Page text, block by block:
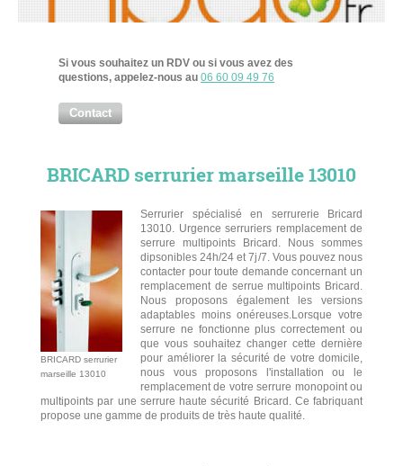
Si vous souhaitez un RDV ou si vous avez des
questions, appelez-nous au 06 60 09 49 76
Contact
BRICARD serrurier marseille 13010
BRICARD serrurier
marseille 13010
Serrurier spécialisé en serrurerie Bricard
13010. Urgence serruriers remplacement de
serrure multipoints Bricard. Nous sommes
dipsonibles 24h/24 et 7j/7. Vous pouvez nous
contacter pour toute demande concernant un
remplacement de serrue multipoints Bricard.
Nous proposons également les versions
adaptables moins onéreuses.Lorsque votre
serrure ne fonctionne plus correctement ou
que vous souhaitez changer cette dernière
pour améliorer la sécurité de votre domicile,
nous vous proposons l'installation ou le
remplacement de votre serrure monopoint ou
multipoints par une serrure haute sécurité Bricard. Ce fabriquant
propose une gamme de produits de très haute qualité.